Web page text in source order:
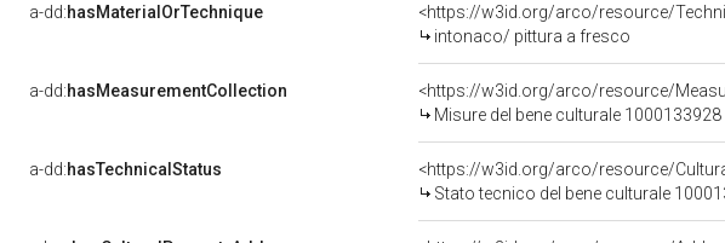
a-dd:hasMaterialOrTechnique
<https://w3id.org/arco/resource/
intonaco/ pittura a fresco
a-dd:hasMeasurementCollection
<https://w3id.org/arco/resource/
Misure del bene culturale 1000133928
a-dd:hasTechnicalStatus
<https://w3id.org/arco/resource/
Stato tecnico del bene culturale